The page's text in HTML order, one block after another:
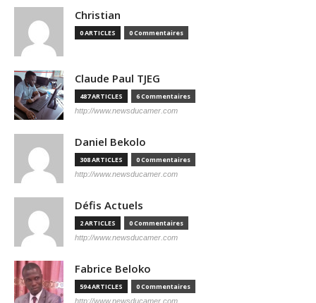
Christian
0 ARTICLES 0 Commentaires
Claude Paul TJEG
487 ARTICLES 6 Commentaires
http://www.newsducamer.com
Daniel Bekolo
308 ARTICLES 0 Commentaires
http://www.newsducamer.com
Défis Actuels
2 ARTICLES 0 Commentaires
http://www.newsducamer.com
Fabrice Beloko
594 ARTICLES 0 Commentaires
http://www.newsducamer.com